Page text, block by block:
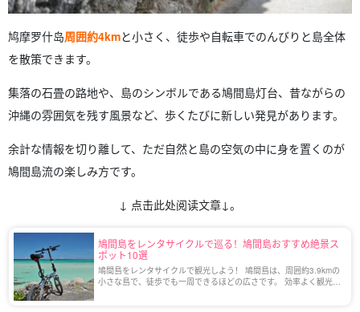
鸠摩罗什岛周囲約4kmと小さく、徒歩や自転車でのんびりと島全体
を散策できます。
集落の石畳の路地や、島のシンボルである鳩間島灯台、昔ながらの
沖縄の雰囲気を残す風景など、歩くたびに新しい発見があります。
余計な情報を切り離して、ただ自然と島の空気の中に身を置くのが
鳩間島流の楽しみ方です。
↓ 点击此处阅读文章↓。
鳩間島をレンタサイクルで巡る！鳩間島おすすめ絶景ス
ポット10選
鳩間島をレンタサイクルで観光しよう！ 鳩間島は、周囲約3.9kmの
小さな島で、徒歩でも一周できるほどの広さです。 効率よく観光ス